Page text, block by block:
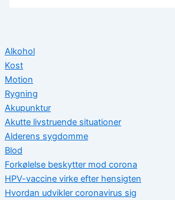
Alkohol
Kost
Motion
Rygning
Akupunktur
Akutte livstruende situationer
Alderens sygdomme
Blod
Forkølelse beskytter mod corona
HPV-vaccine virke efter hensigten
Hvordan udvikler coronavirus sig